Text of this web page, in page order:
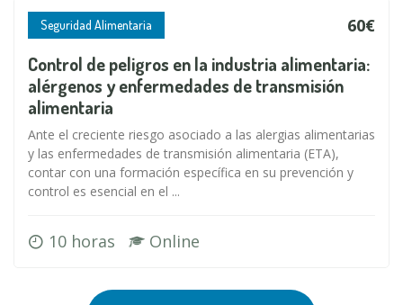
Seguridad Alimentaria 60€
Control de peligros en la industria alimentaria:
alérgenos y enfermedades de transmisión
alimentaria
Ante el creciente riesgo asociado a las alergias alimentarias
y las enfermedades de transmisión alimentaria (ETA),
contar con una formación específica en su prevención y
control es esencial en el ...
10 horas Online